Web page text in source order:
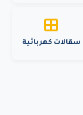
سقالات كهربائية